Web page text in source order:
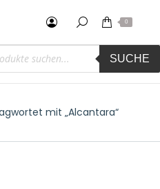
0
SUCHE
mit „Alcantara“